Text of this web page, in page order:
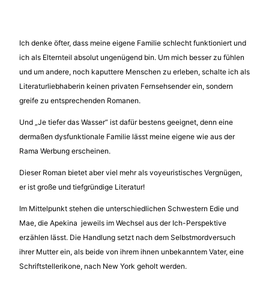
Ich denke öfter, dass meine eigene Familie schlecht funktioniert und
ich als Elternteil absolut ungenügend bin. Um mich besser zu fühlen
und um andere, noch kaputtere Menschen zu erleben, schalte ich als
Literaturliebhaberin keinen privaten Fernsehsender ein, sondern
greife zu entsprechenden Romanen.
Und „Je tiefer das Wasser“ ist dafür bestens geeignet, denn eine
dermaßen dysfunktionale Familie lässt meine eigene wie aus der
Rama Werbung erscheinen.
Dieser Roman bietet aber viel mehr als voyeuristisches Vergnügen,
er ist große und tiefgründige Literatur!
Im Mittelpunkt stehen die unterschiedlichen Schwestern Edie und
Mae, die Apekina jeweils im Wechsel aus der Ich-Perspektive
erzählen lässt. Die Handlung setzt nach dem Selbstmordversuch
ihrer Mutter ein, als beide von ihrem ihnen unbekanntem Vater, eine
Schriftstellerikone, nach New York geholt werden.